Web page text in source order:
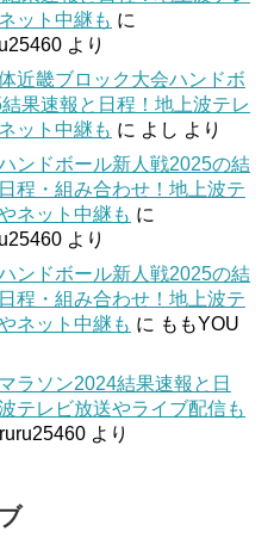
ット中継も に
より
近畿ブロック大会ハンドボ
果速報と日程！地上波テレ
ット中継も に よし より
ンドボール新人戦2025の結
程・組み合わせ！地上波テ
ネット中継も に
より
ンドボール新人戦2025の結
程・組み合わせ！地上波テ
ネット中継も に ももYOU
ラソン2024結果速報と日
テレビ放送やライブ配信も
より